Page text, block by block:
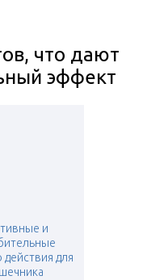
что дают
эффект
и
действия для